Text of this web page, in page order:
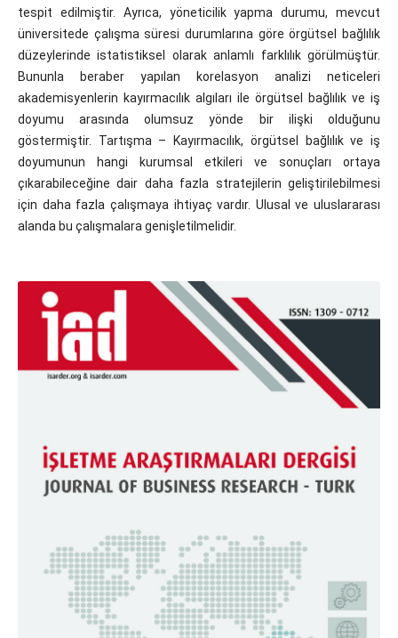
tespit edilmiştir. Ayrıca, yöneticilik yapma durumu, mevcut
üniversitede çalışma süresi durumlarına göre örgütsel bağlılık
düzeylerinde istatistiksel olarak anlamlı farklılık görülmüştür.
Bununla beraber yapılan korelasyon analizi neticeleri
akademisyenlerin kayırmacılık algıları ile örgütsel bağlılık ve iş
doyumu arasında olumsuz yönde bir ilişki olduğunu
göstermiştir. Tartışma – Kayırmacılık, örgütsel bağlılık ve iş
doyumunun hangi kurumsal etkileri ve sonuçları ortaya
çıkarabileceğine dair daha fazla stratejilerin geliştirilebilmesi
için daha fazla çalışmaya ihtiyaç vardır. Ulusal ve uluslararası
alanda bu çalışmalara genişletilmelidir.